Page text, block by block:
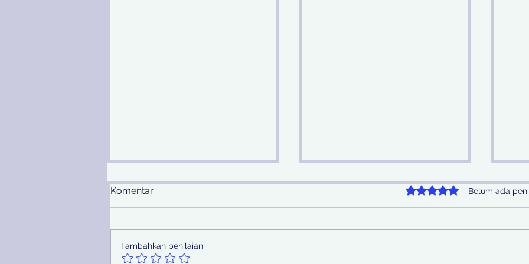
Komentar Dinilai 0 dari 5 bintang.
Belum ada
Tambahkan penilaian